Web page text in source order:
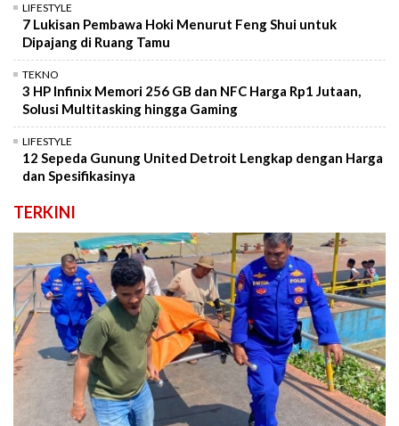
LIFESTYLE
7 Lukisan Pembawa Hoki Menurut Feng Shui untuk
Dipajang di Ruang Tamu
TEKNO
3 HP Infinix Memori 256 GB dan NFC Harga Rp1 Jutaan,
Solusi Multitasking hingga Gaming
LIFESTYLE
12 Sepeda Gunung United Detroit Lengkap dengan Harga
dan Spesifikasinya
TERKINI